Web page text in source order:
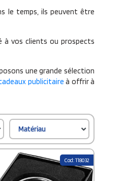
le temps, ils peuvent être
à vos clients ou prospects
une grande sélection
publicitaire à offrir à
Matériau
Cod: 118032